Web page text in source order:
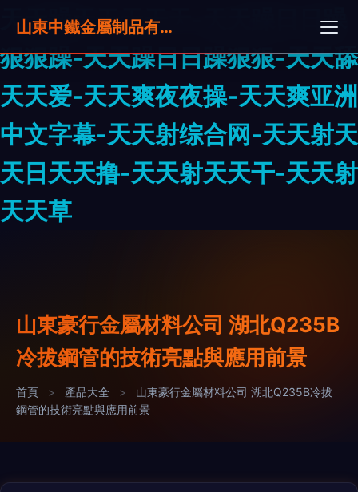
天天躁天干天干天-天天躁日日躁
狠狠躁-天天躁日日躁狠狠-天天舔
天天爱-天天爽夜夜操-天天爽亚洲
中文字幕-天天射综合网-天天射天
天日天天撸-天天射天天干-天天射
天天草
山東中鐵金屬制品有限公司
山東豪行金屬材料公司 湖北Q235B
冷拔鋼管的技術亮點與應用前景
首頁 > 產品大全 >
山東豪行金屬材料公司 湖北Q235B冷拔
鋼管的技術亮點與應用前景